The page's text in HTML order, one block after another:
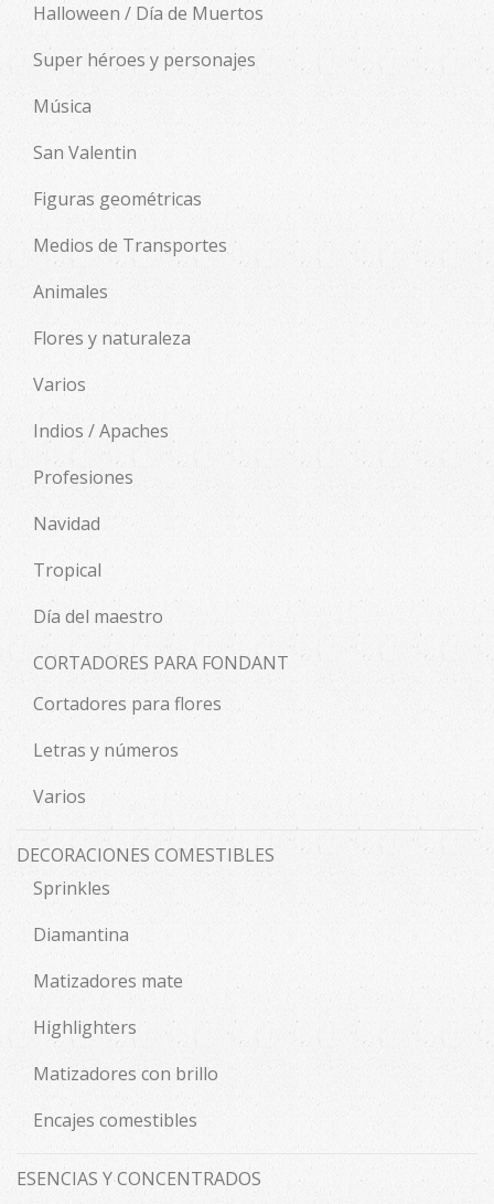
Halloween / Día de Muertos
Super héroes y personajes
Música
San Valentin
Figuras geométricas
Medios de Transportes
Animales
Flores y naturaleza
Varios
Indios / Apaches
Profesiones
Navidad
Tropical
Día del maestro
CORTADORES PARA FONDANT
Cortadores para flores
Letras y números
Varios
DECORACIONES COMESTIBLES
Sprinkles
Diamantina
Matizadores mate
Highlighters
Matizadores con brillo
Encajes comestibles
ESENCIAS Y CONCENTRADOS